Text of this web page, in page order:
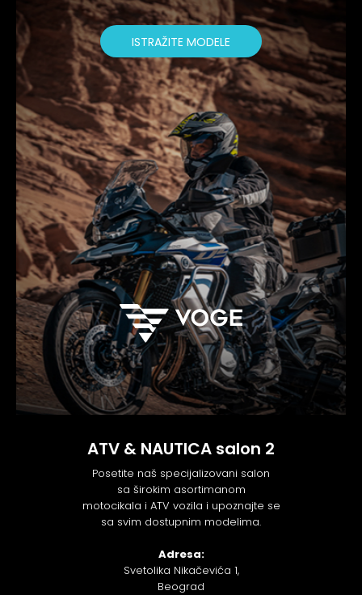
ISTRAŽITE MODELE
ATV & NAUTICA salon 2
Posetite naš specijalizovani salon
sa širokim asortimanom
motocikala i ATV vozila i upoznajte se
sa svim dostupnim modelima.
Adresa:
Svetolika Nikačevića 1,
Beograd